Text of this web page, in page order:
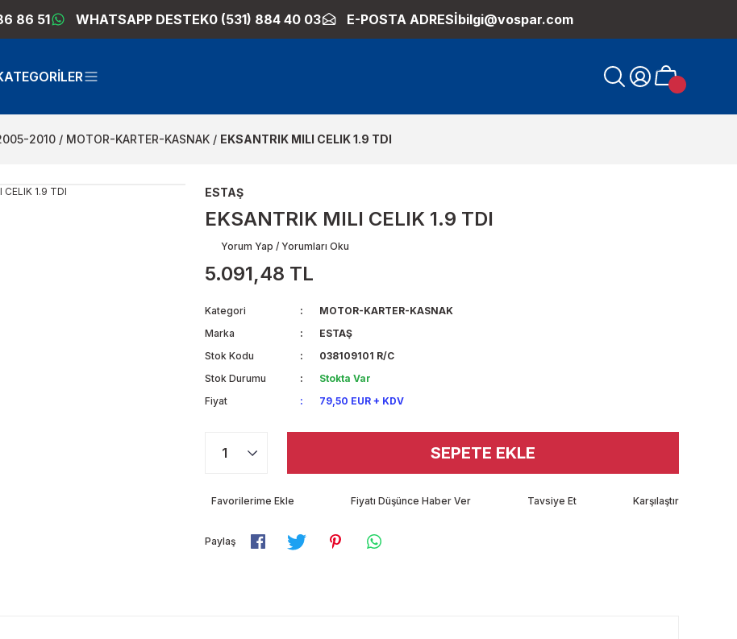
86 51 WHATSAPP DESTEK0 (531) 884 40 03 E-POSTA ADRESİbilgi@vospar.com
2010 MOTOR-KARTER-KASNAK EKSANTRIK MILI CELIK 1.9 TDI
ESTAŞ
EKSANTRIK MILI CELIK 1.9 TDI
Yorum Yap / Yorumları Oku
5.091,48 TL
Kategori
MOTOR-KARTER-KASNAK
Marka
ESTAŞ
Stok Kodu
038109101 R/C
Stok Durumu
Stokta Var
Fiyat
79,50 EUR + KDV
SEPETE EKLE
Fiyatı Düşünce Haber Ver Tavsiye Et Karşılaştır
Paylaş